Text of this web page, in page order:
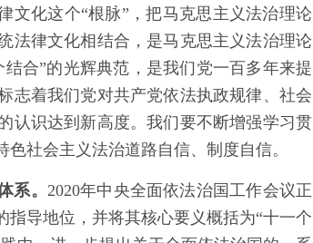
文化这个“根脉”，把马克思主义法治理论
法律文化相结合，是马克思主义法治理论
合”的光辉典范，是我们党一百多年来提
志着我们党对共产党依法执政规律、社会
认识达到新高度。我们要不断增强学习贯
社会主义法治道路自信、制度自信。
系。 2020年中央全面依法治国工作会议正
导地位，并将其核心要义概括为“十一个